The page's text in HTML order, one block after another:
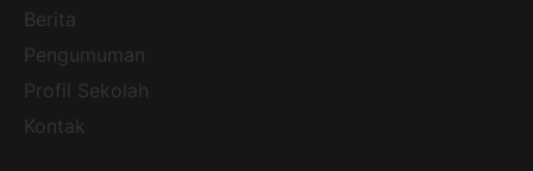
Berita
Pengumuman
Profil Sekolah
Kontak